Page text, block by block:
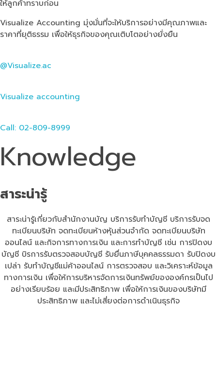
ให้ลูกค้าทราบก่อน
Visualize Accounting มุ่งมั่นที่จะให้บริการอย่างมีคุณภาพและ
ราคาที่ยุติธรรม เพื่อให้ธุรกิจของคุณเติบโตอย่างยั่งยืน
@Visualize.ac
Visualize accounting
Call: 02-809-8999
Knowledge
สาระน่ารู้
สาระน่ารู้เกี่ยวกับสำนักงานบัญ บริการรับทำบัญชี บริการรับจด
ทะเบียนบริษัท จดทะเบียนห้างหุ้นส่วนจำกัด จดทะเบียนบริษัท
ออนไลน์ และกิจการทางการเงิน และการทำบัญชี เช่น การปิดงบ
บัญชี บิรการรับตรวจสอบบัญชี รับยื่นภาษีบุคคลธรรมดา รับปิดงบ
เปล่า รับทําบัญชีแม่ค้าออนไลน์ การตรวจสอบ และวิเคราะห์ข้อมูล
ทางการเงิน เพื่อให้การบริหารจัดการเงินทรัพย์ขององค์กรเป็นไป
อย่างเรียบร้อย และมีประสิทธิภาพ เพื่อให้การเงินของบริษัทมี
ประสิทธิภาพ และไม่เสี่ยงต่อการดำเนินธุรกิจ